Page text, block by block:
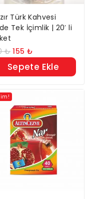
Türk Kahvesi
Tek İçimlik | 20′ li
₺ 155₺
Sepete Ekle